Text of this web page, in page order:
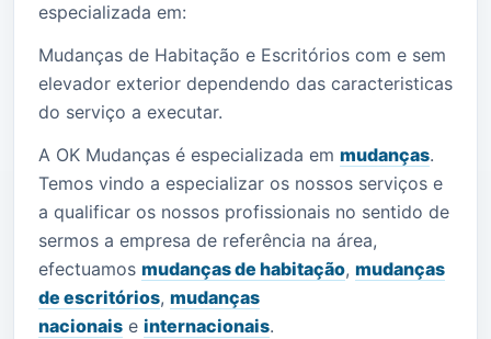
especializada em:
Mudanças de Habitação e Escritórios com e sem
elevador exterior dependendo das caracteristicas
do serviço a executar.
A OK Mudanças é especializada em mudanças.
Temos vindo a especializar os nossos serviços e
a qualificar os nossos profissionais no sentido de
sermos a empresa de referência na área,
efectuamos mudanças de habitação, mudanças
de escritórios, mudanças
nacionais e internacionais.